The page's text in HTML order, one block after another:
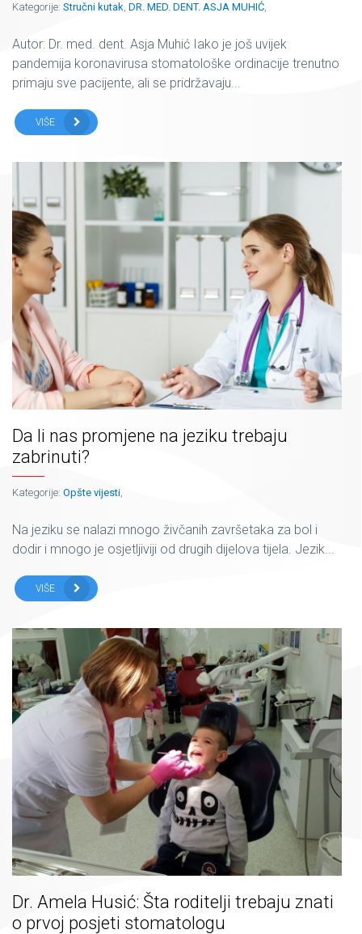
Kategorije: Stručni kutak, DR. MED. DENT. ASJA MUHIĆ,
Autor: Dr. med. dent. Asja Muhić Iako je još uvijek
pandemija koronavirusa stomatološke ordinacije trenutno
primaju sve pacijente, ali se pridržavaju...
VIŠE
Da li nas promjene na jeziku trebaju
zabrinuti?
Kategorije: Opšte vijesti,
Na jeziku se nalazi mnogo živčanih završetaka za bol i
dodir i mnogo je osjetljiviji od drugih dijelova tijela. Jezik...
VIŠE
Dr. Amela Husić: Šta roditelji trebaju znati
o prvoj posjeti stomatologu